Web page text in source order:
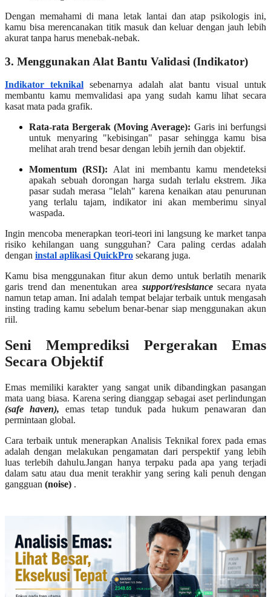
Dengan memahami di mana letak lantai dan atap psikologis ini,
kamu bisa merencanakan titik masuk dan keluar dengan jauh lebih
akurat tanpa harus menebak-nebak.
3. Menggunakan Alat Bantu Validasi (Indikator)
Indikator teknikal sebenarnya adalah alat bantu visual untuk
membantu kamu memvalidasi apa yang sudah kamu lihat secara
kasat mata pada grafik.
Rata-rata Bergerak (Moving Average): Garis ini berfungsi
untuk menyaring "kebisingan" pasar sehingga kamu bisa
melihat arah trend besar dengan lebih jernih dan objektif.
Momentum (RSI): Alat ini membantu kamu mendeteksi
apakah sebuah dorongan harga sudah terlalu ekstrem. Jika
pasar sudah merasa "lelah" karena kenaikan atau penurunan
yang terlalu tajam, indikator ini akan memberimu sinyal
waspada.
Ingin mencoba menerapkan teori-teori ini langsung ke market tanpa
risiko kehilangan uang sungguhan? Cara paling cerdas adalah
dengan instal aplikasi QuickPro sekarang juga.
Kamu bisa menggunakan fitur akun demo untuk berlatih menarik
garis trend dan menentukan area support/resistance secara nyata
namun tetap aman. Ini adalah tempat belajar terbaik untuk mengasah
insting trading kamu sebelum benar-benar siap menggunakan akun
riil.
Seni Memprediksi Pergerakan Emas
Secara Objektif
Emas memiliki karakter yang sangat unik dibandingkan pasangan
mata uang biasa. Karena sering dianggap sebagai aset perlindungan
(safe haven),
emas tetap tunduk pada hukum penawaran dan
permintaan global.
Cara terbaik untuk menerapkan Analisis Teknikal forex pada emas
adalah dengan melakukan pengamatan dari perspektif yang lebih
luas terlebih dahulu.Jangan hanya terpaku pada apa yang terjadi
dalam satu atau dua menit terakhir yang sering kali penuh dengan
gangguan (noise) .